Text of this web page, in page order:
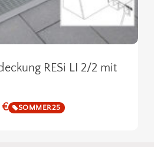
RESi LI 2/2 mit
€ SOMMER25